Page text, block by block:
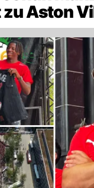
Aston